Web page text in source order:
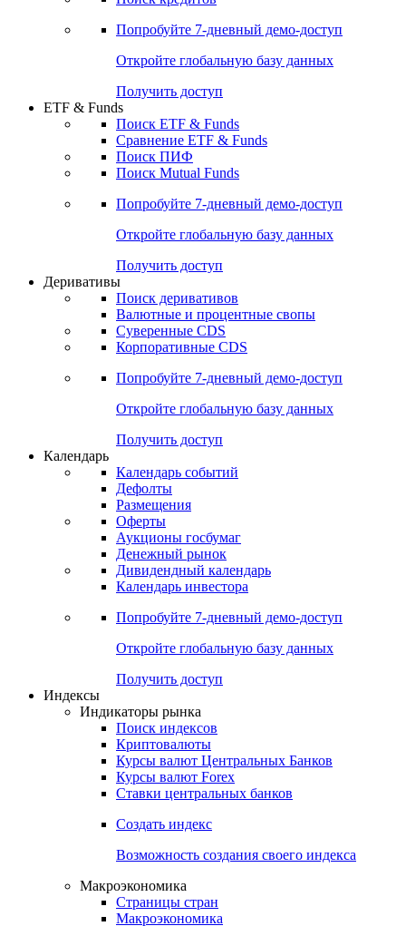
Получить доступ
Поиск кредитов
Попробуйте7-дневный
Откройте глобальную базу данных
Получить доступ
ETF & Funds
Сравнение ETF & Funds
Поиск Mutual Funds
Попробуйте7-дневный
Откройте глобальную базу данных
Получить доступ
Деривативы
Валютные и процентные свопы
Корпоративные CDS
Попробуйте7-дневный
Откройте глобальную базу данных
Получить доступ
Календарь
Календарь событий
Дефолты
Размещения
Оферты
Денежный рынок
Календарь инвестора
Попробуйте7-дневный
Откройте глобальную базу данных
Получить доступ
Индикаторы рынка
Поиск индексов
Курсы валют Центральных Банков
Ставки центральных банков
Создать индекс
Возможность создания своего индекса